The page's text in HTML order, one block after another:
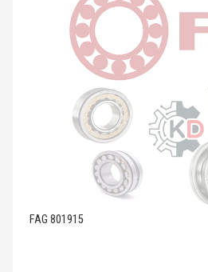
FAG 801915